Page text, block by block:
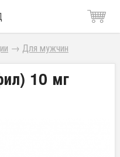
→ Для мужчин
10 мг